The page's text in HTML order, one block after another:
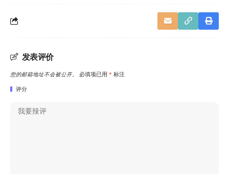
发表评价
您的邮箱地址不会被公开。 必填项已用 * 标注
评分